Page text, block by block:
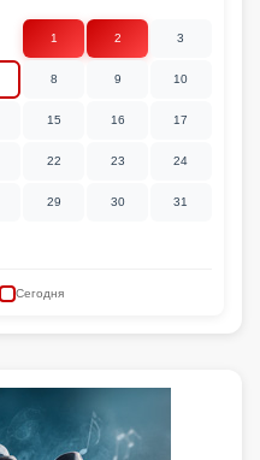
1 2 3
8 9 10
15 16 17
22 23 24
29 30 31
Сегодня